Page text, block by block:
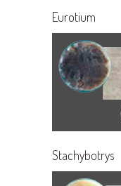
Eurotium
Stachybotrys